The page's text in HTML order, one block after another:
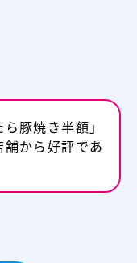
豚焼き半額」
舗から好評であ